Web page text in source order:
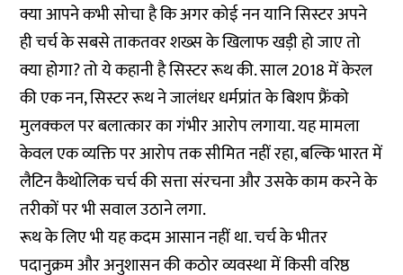
क्या आपने कभी सोचा है कि अगर कोई नन यानि सिस्टर अपने
ही चर्च के सबसे ताकतवर शख्स के खिलाफ खड़ी हो जाए तो
क्या होगा? तो ये कहानी है सिस्टर रूथ की. साल 2018 में केरल
की एक नन, सिस्टर रूथ ने जालंधर धर्मप्रांत के बिशप फ्रैंको
मुलक्कल पर बलात्कार का गंभीर आरोप लगाया. यह मामला
केवल एक व्यक्ति पर आरोप तक सीमित नहीं रहा, बल्कि भारत में
लैटिन कैथोलिक चर्च की सत्ता संरचना और उसके काम करने के
तरीकों पर भी सवाल उठाने लगा.
रूथ के लिए भी यह कदम आसान नहीं था. चर्च के भीतर
पदानुक्रम और अनुशासन की कठोर व्यवस्था में किसी वरिष्ठ